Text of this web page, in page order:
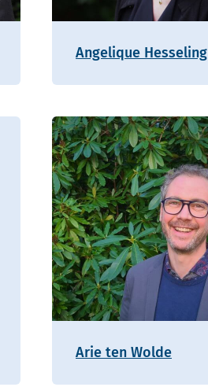
Angelique Hesseling
Arie ten Wolde